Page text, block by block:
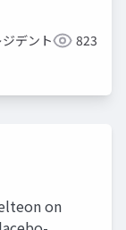
ジデント 823
on